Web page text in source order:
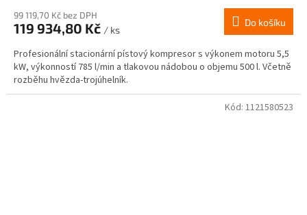
99 119,70 Kč bez DPH
119 934,80 Kč / ks
Do košíku
Profesionální stacionární pístový kompresor s výkonem motoru 5,5
kW, výkonností 785 l/min a tlakovou nádobou o objemu 500 l. Včetně
rozběhu hvězda-trojúhelník.
Kód: 1121580523